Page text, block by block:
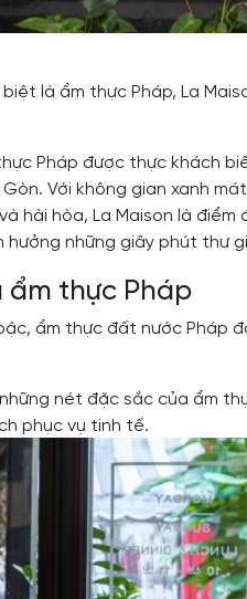
là ẩm thực Pháp, La
Pháp được thực khách
Với không gian xanh
hài hòa, La Maison là
những giây phút thư
ẩm thực Pháp
ẩm thực đất nước Pháp
nét đặc sắc của ẩm
phục vụ tinh tế.